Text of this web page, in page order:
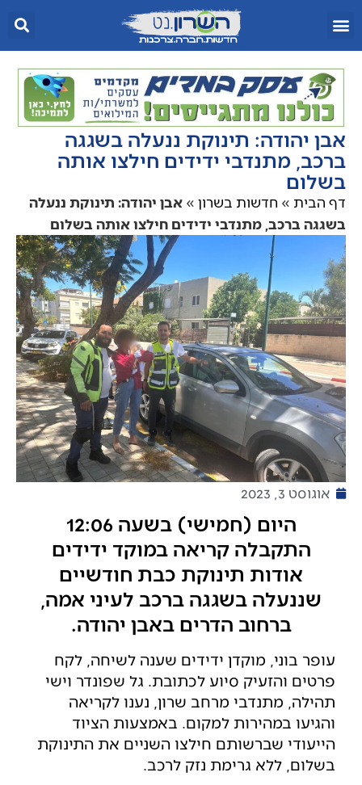
אבן יהודה: תינוקת ננעלה בשגגה
ברכב, מתנדבי ידידים חילצו אותה
בשלום
דף הבית » חדשות בשרון » אבן יהודה: תינוקת ננעלה
בשגגה ברכב, מתנדבי ידידים חילצו אותה בשלום
אוגוסט 3, 2023
היום (חמישי) בשעה 12:06
התקבלה קריאה במוקד ידידים
אודות תינוקת כבת חודשיים
שננעלה בשגגה ברכב לעיני אמה,
ברחוב הדרים באבן יהודה.
עופר בוני, מוקדן ידידים שענה לשיחה, לקח
פרטים והזעיק סיוע לכתובת. גל שפונדר וישי
תהילה, מתנדבי מרחב שרון, נענו לקריאה
והגיעו במהירות למקום. באמצעות הציוד
הייעודי שברשותם חילצו השניים את התינוקת
בשלום, ללא גרימת נזק לרכב.